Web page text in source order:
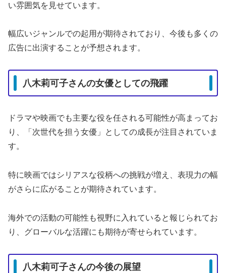
い雰囲気を見せています。
幅広いジャンルでの起用が期待されており、今後も多くの
広告に出演することが予想されます。
八木莉可子さんの女優としての飛躍
ドラマや映画でも主要な役を任される可能性が高まってお
り、「次世代を担う女優」としての成長が注目されていま
す。
特に映画ではシリアスな役柄への挑戦が増え、表現力の幅
がさらに広がることが期待されています。
海外での活動の可能性も視野に入れていると報じられてお
り、グローバルな活躍にも期待が寄せられています。
八木莉可子さんの今後の展望